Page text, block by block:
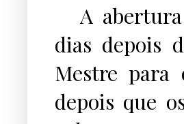
A
dias depois
Mestre para
depois que